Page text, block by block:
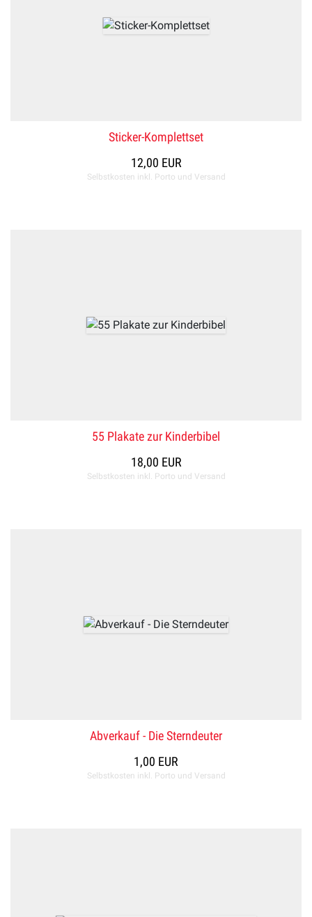
Sticker-Komplettset
12,00 EUR
Selbstkosten inkl. Porto und Versand
55 Plakate zur Kinderbibel
18,00 EUR
Selbstkosten inkl. Porto und Versand
Abverkauf - Die Sterndeuter
1,00 EUR
Selbstkosten inkl. Porto und Versand